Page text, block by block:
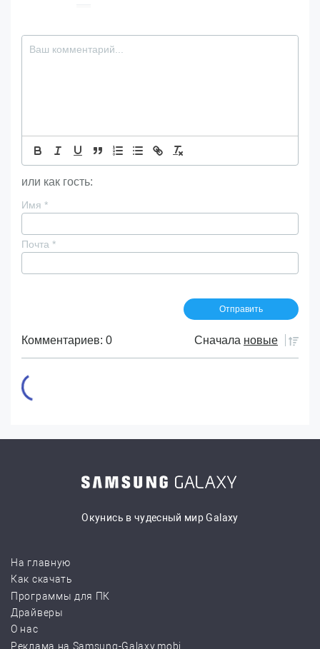
или как гость:
Имя *
Почта *
Комментариев: 0 Сначала новые
Окунись в чудесный мир Galaxy
На главную
Как скачать
Программы для ПК
Драйверы
О нас
Реклама на Samsung-Galaxy.mobi